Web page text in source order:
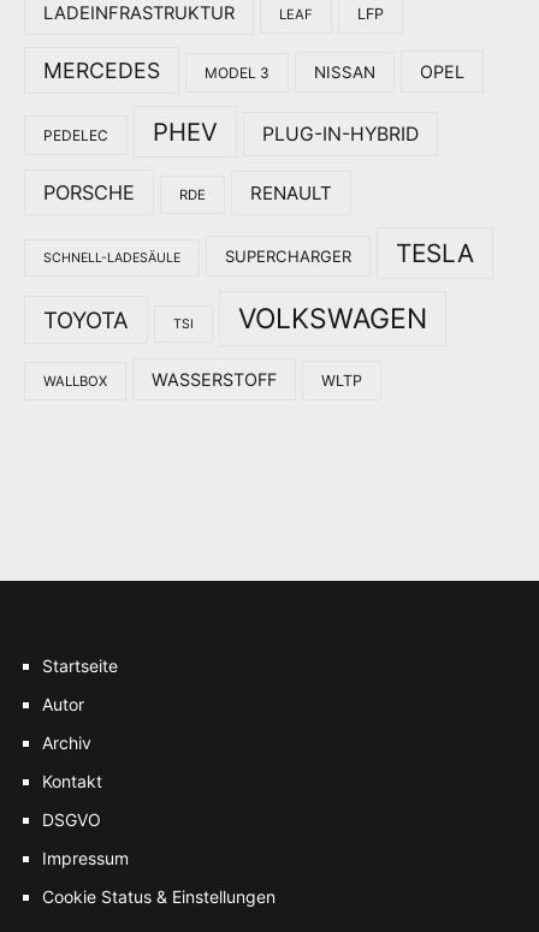
LADEINFRASTRUKTUR LEAF LFP
MERCEDES MODEL 3 NISSAN OPEL
PEDELEC PHEV PLUG-IN-HYBRID
PORSCHE RDE RENAULT
SCHNELL-LADESÄULE SUPERCHARGER TESLA
TOYOTA TSI VOLKSWAGEN
WALLBOX WASSERSTOFF WLTP
Startseite
Autor
Archiv
Kontakt
DSGVO
Impressum
Cookie Status & Einstellungen